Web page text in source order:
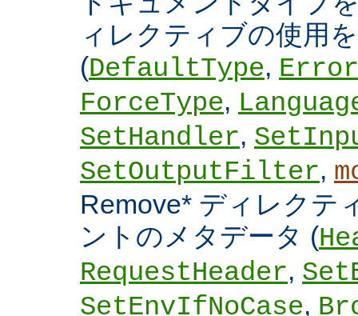
ィレクティブの使用
(DefaultType,
ForceType,
SetHandler,
SetOutputFilter,
Remove* ディレクテ
ントのメタデータ (
RequestHeader,
SetEnvIfNoCase,